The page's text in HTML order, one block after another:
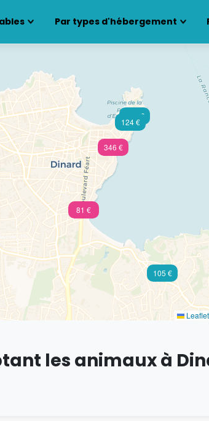
Par types d'hébergement
346 €
81 €
103 €
124 €
105 €
Leaflet
les animaux à